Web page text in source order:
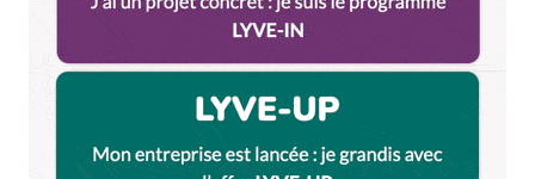
Enregistrer mon nom, mon e-mail et mon site dans le
navigateur pour mon prochain commentaire.